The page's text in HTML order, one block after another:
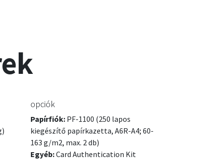
opciók
Papírfiók: PF-1100 (250 lapos
kiegészítő papírkazetta, A6R-A4; 60-
163 g/m2, max. 2 db)
Egyéb:Card Authentication Kit